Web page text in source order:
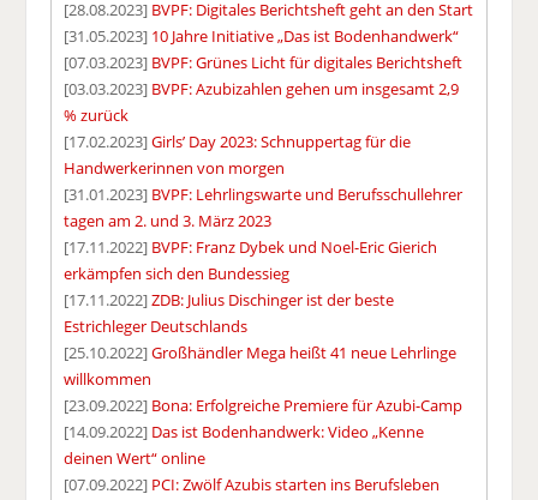
[28.08.2023] BVPF: Digitales Berichtsheft geht an den Start
[31.05.2023] 10 Jahre Initiative „Das ist Bodenhandwerk“
[07.03.2023] BVPF: Grünes Licht für digitales Berichtsheft
[03.03.2023] BVPF: Azubizahlen gehen um insgesamt 2,9
% zurück
[17.02.2023]Girls’ Day 2023: Schnuppertag für die
Handwerkerinnen von morgen
[31.01.2023] BVPF: Lehrlingswarte und Berufsschullehrer
tagen am 2. und 3. März 2023
[17.11.2022] BVPF: Franz Dybek und Noel-Eric Gierich
erkämpfen sich den Bundessieg
[17.11.2022]ZDB: Julius Dischinger ist der beste
Estrichleger Deutschlands
[25.10.2022]Großhändler Mega heißt 41 neue Lehrlinge
willkommen
[23.09.2022] Bona: Erfolgreiche Premiere für Azubi-Camp
[14.09.2022] Das ist Bodenhandwerk: Video „Kenne
deinen Wert“ online
[07.09.2022] PCI: Zwölf Azubis starten ins Berufsleben